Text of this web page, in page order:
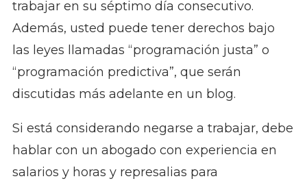
trabajar en su séptimo día consecutivo.
Además, usted puede tener derechos bajo
las leyes llamadas “programación justa” o
“programación predictiva”, que serán
discutidas más adelante en un blog.
Si está considerando negarse a trabajar, debe
hablar con un abogado con experiencia en
salarios y horas y represalias para